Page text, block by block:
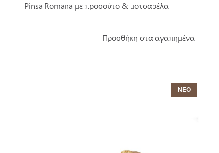
Pinsa Romana με προσούτο & μοτσαρέλα
Προσθήκη στα αγαπημένα
ΝΕΟ